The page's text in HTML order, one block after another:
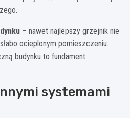
– nawet najlepszy grzejnik nie
ocieplonym pomieszczeniu.
budynku to fundament
systemami